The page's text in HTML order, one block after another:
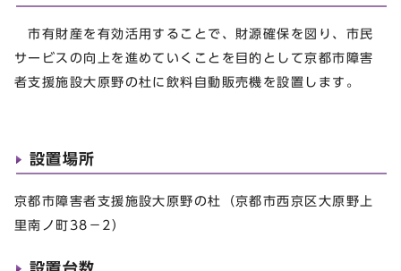
市有財産を有効活用することで、財源確保を図り、市民
サービスの向上を進めていくことを目的として京都市障害
者支援施設大原野の杜に飲料自動販売機を設置します。
設置場所
京都市障害者支援施設大原野の杜（京都市西京区大原野上
里南ノ町38－2）
設置台数